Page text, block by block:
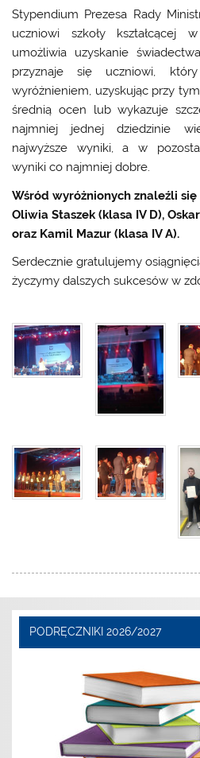
Stypendium Prezesa Rady
uczniowi szkoły kształcącej
umożliwia uzyskanie
przyznaje się uczniowi,
wyróżnieniem, uzyskując przy
średnią ocen lub wykazuje
najmniej jednej dziedzinie
najwyższe wyniki, a w
wyniki co najmniej dobre.
Wśród wyróżnionych znaleźli się
Oliwia Staszek (klasa IV D),
oraz Kamil Mazur (klasa IV A).
Serdecznie gratulujemy
życzymy dalszych sukcesów w
PODRĘCZNIKI 2026/2027